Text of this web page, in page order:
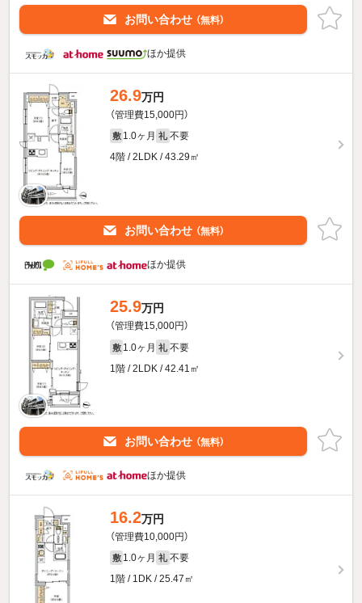
お問い合わせ （無料）
ほか提供
26.9万円
（管理費15,000円）
敷 1.0ヶ月 礼 不要
4階 / 2LDK / 43.29㎡
お問い合わせ （無料）
ほか提供
25.9万円
（管理費15,000円）
敷 1.0ヶ月 礼 不要
1階 / 2LDK / 42.41㎡
お問い合わせ （無料）
ほか提供
16.2万円
（管理費10,000円）
敷 1.0ヶ月 礼 不要
1階 / 1DK / 25.47㎡